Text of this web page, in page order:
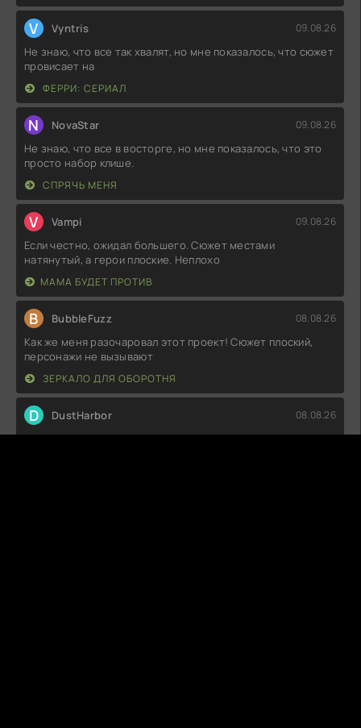
V Vyntris 09.08.26
Не знаю, что все так хвалят, но мне показалось, что сюжет
провисает на
ФЕРРИ: СЕРИАЛ
N NovaStar 09.08.26
Не знаю, что все в восторге, но мне показалось, что это
просто набор клише.
СПРЯЧЬ МЕНЯ
V Vampi 09.08.26
Если честно, ожидал большего. Сюжет местами
натянутый, а герои плоские. Неплохо
МАМА БУДЕТ ПРОТИВ
B BubbleFuzz 08.08.26
Как же меня разочаровал этот проект! Сюжет плоский,
персонажи не вызывают
ЗЕРКАЛО ДЛЯ ОБОРОТНЯ
D DustHarbor 08.08.26
Совсем не впечатлило. Сюжет плоский, персонажи